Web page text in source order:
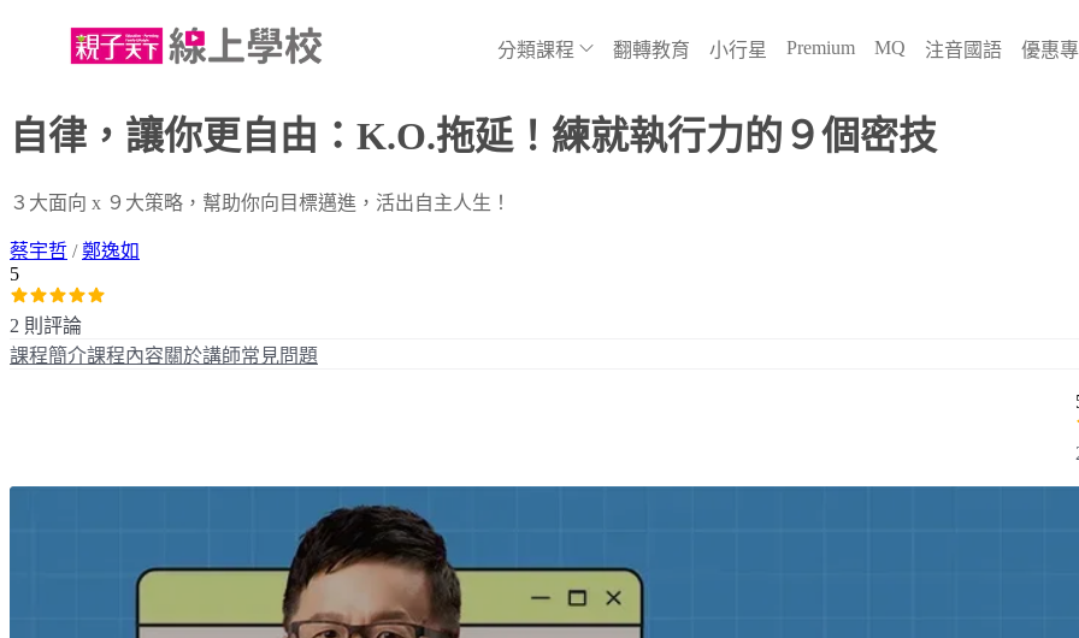
分類課程 翻轉教育 小行星 Premium MQ 注音國語 優惠
自律，讓你更自由：K.O.拖延！練就執行力的９個密技
３大面向 x ９大策略，幫助你向目標邁進，活出自主人生！
蔡宇哲 /鄭逸如
5
2 則評論
課程簡介課程內容關於講師常見問題